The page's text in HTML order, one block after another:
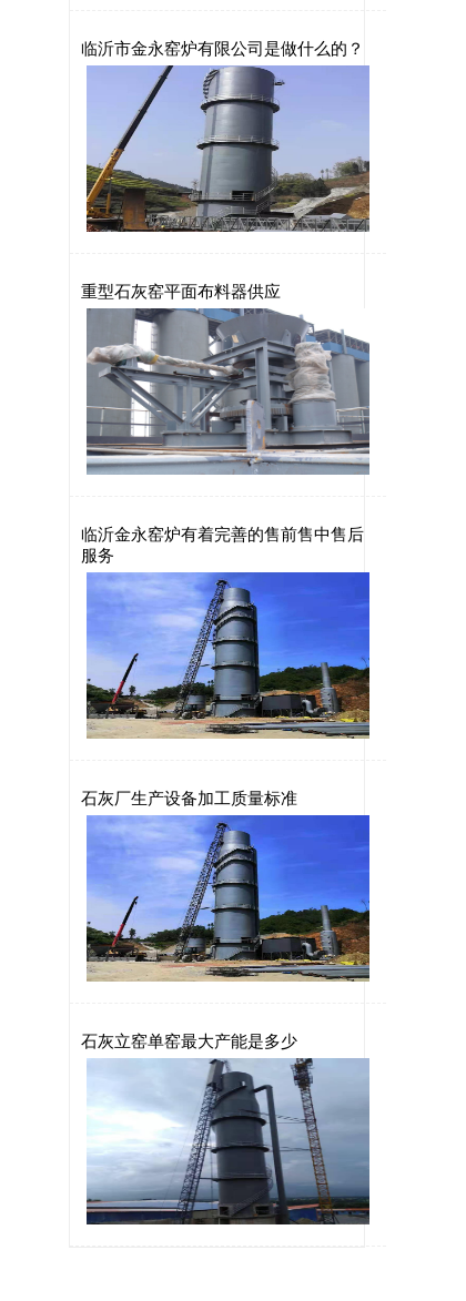
临沂市金永窑炉有限公司是做什么的？
重型石灰窑平面布料器供应
临沂金永窑炉有着完善的售前售中售后
服务
石灰厂生产设备加工质量标准
石灰立窑单窑最大产能是多少